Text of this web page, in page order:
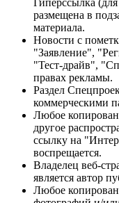
размещена в
материала.
Новости с
"Заявление",
"Тест-драйв",
правах рекламы.
Раздел
коммерческими
Любое
другое
ссылку на
воспрещается.
Владелец веб-
является автор
Любое